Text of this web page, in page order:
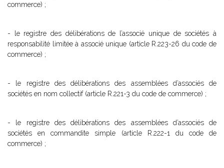
commerce) ;
- le registre des délibérations de l’associé unique de sociétés à
responsabilité limitée à associé unique (article R.223-26 du code de
commerce) ;
- le registre des délibérations des assemblées d’associés de
sociétés en nom collectif (article R.221-3 du code de commerce) ;
- le registre des délibérations des assemblées d’associés de
sociétés en commandite simple (article R.222-1 du code de
commerce) ;